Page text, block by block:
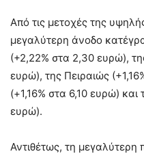
Από τις μετοχές της
μεγαλύτερη άνοδο
(+2,22% στα 2,30 ευρώ),
ευρώ), της Πειραιώς
(+1,16% στα 6,10 ευρώ)
ευρώ).
Αντιθέτως, τη